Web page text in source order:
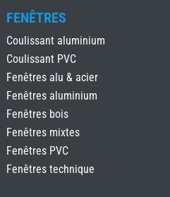
FENÊTRES
Coulissant aluminium
Coulissant PVC
Fenêtres alu & acier
Fenêtres aluminium
Fenêtres bois
Fenêtres mixtes
Fenêtres PVC
Fenêtres technique